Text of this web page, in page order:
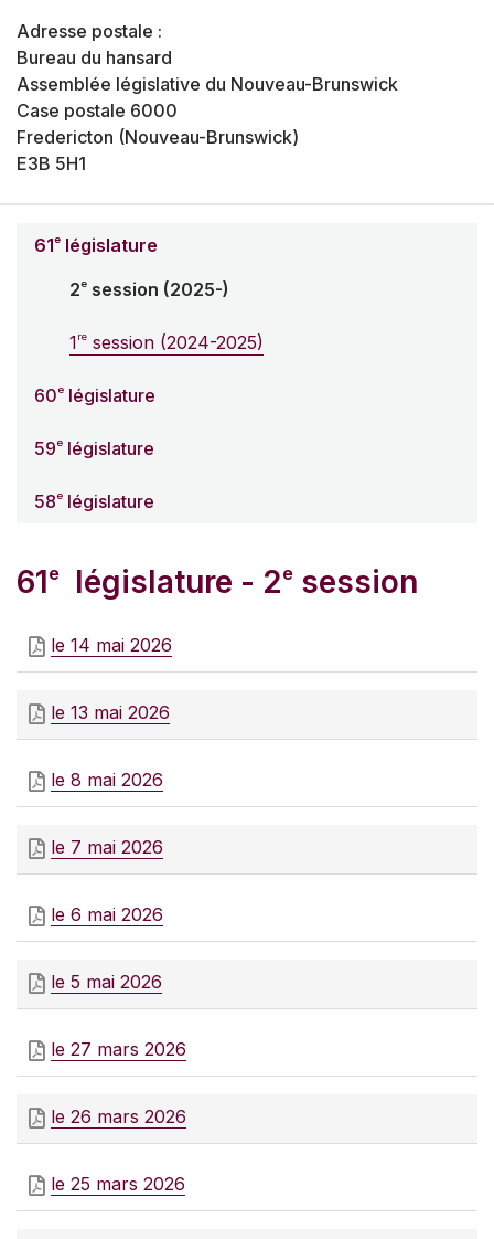
Adresse postale :
Bureau du hansard
Assemblée législative du Nouveau-Brunswick
Case postale 6000
Fredericton (Nouveau-Brunswick)
E3B 5H1
61e législature
2e session (2025-)
1re session (2024-2025)
60e législature
59e législature
58e législature
61e législature - 2e session
le 14 mai 2026
le 13 mai 2026
le 8 mai 2026
le 7 mai 2026
le 6 mai 2026
le 5 mai 2026
le 27 mars 2026
le 26 mars 2026
le 25 mars 2026